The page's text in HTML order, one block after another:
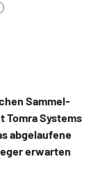
Sammel-
Tomra Systems
abgelaufene
erwarten